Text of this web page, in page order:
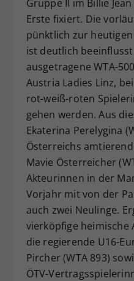
Gruppe II im Billie
Erste fixiert. Die
pünktlich zur
ist deutlich
ausgetragene WTA-
Austria Ladies Linz,
rot-weiß-roten
gehen werden. Aus
Ekaterina Perelygina
Österreichs
Mavie Österreicher
Akteurinnen in der
Vorjahr mit von der
auch zwei Neulinge.
vierköpfige heimische
die regierende U16-
Pircher (WTA 893)
ÖTV-
Zweck
Dieser
zufällig
historische
hat.